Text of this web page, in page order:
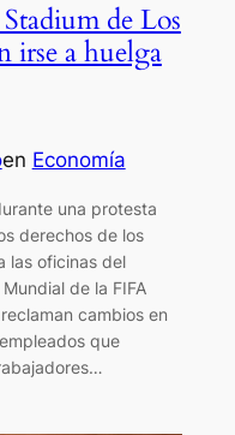
de Los
irse a huelga
en Economía
una protesta
derechos de los
las oficinas del
de la FIFA
cambios en
que